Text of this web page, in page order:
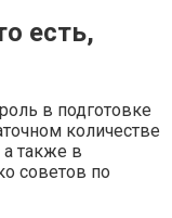
есть,
в подготовке
количестве
также в
советов по